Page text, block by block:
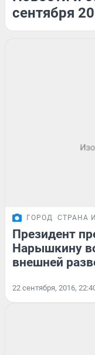
сентября
ГОРОД СТРАНА
Президент
Нарышкину
внешней
22 сентября, 2016,